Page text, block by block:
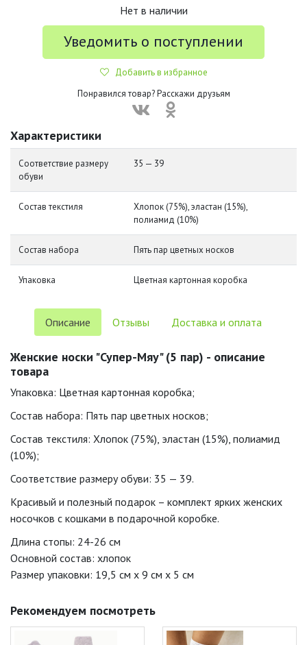
Нет в наличии
Уведомить о поступлении
Добавить в избранное
Понравился товар? Расскажи друзьям
Характеристики
Соответствие размеру
обуви
35 — 39
Состав текстиля
Хлопок (75%), эластан (15%),
полиамид (10%)
Состав набора Пять пар цветных носков
Упаковка Цветная картонная коробка
Описание Отзывы Доставка и оплата
Женские носки "Супер-Мяу" (5 пар) - описание
товара
Упаковка: Цветная картонная коробка;
Состав набора: Пять пар цветных носков;
Состав текстиля: Хлопок (75%), эластан (15%), полиамид
(10%);
Соответствие размеру обуви: 35 — 39.
Красивый и полезный подарок – комплект ярких женских
носочков с кошками в подарочной коробке.
Длина стопы: 24-26 см
Основной состав: хлопок
Размер упаковки: 19,5 см х 9 см х 5 см
Рекомендуем посмотреть